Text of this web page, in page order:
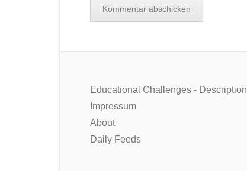
Educational Challenges - Description
Impressum
About
Daily Feeds